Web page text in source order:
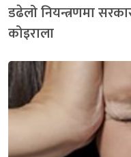
डढेलो नियन्त्रणमा
कोइराला